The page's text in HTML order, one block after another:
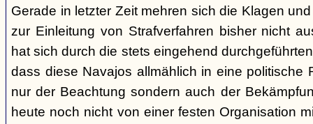
Gerade in letzter Zeit mehren sich die Klagen
zur Einleitung von Strafverfahren bisher nicht
hat sich durch die stets eingehend
dass diese Navajos allmählich in eine politische
nur der Beachtung sondern auch der
heute noch nicht von einer festen Organisation